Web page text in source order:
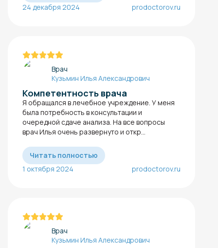
24 декабря 2024 prodoctorov.ru
Врач
Кузьмин Илья Александрович
Компетентность врача
Я обращался в лечебное учреждение. У меня
была потребность в консультации и
очередной сдаче анализа​. На все вопросы
врач Илья очень развернуто и откр...
Читать полностью
1 октября 2024
prodoctorov.ru
Врач
Кузьмин Илья Александрович